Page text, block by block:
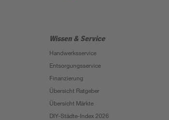
Wissen & Service
Handwerksservice
Entsorgungsservice
Finanzierung
Übersicht Ratgeber
Übersicht Märkte
DIY-Städte-Index 2026